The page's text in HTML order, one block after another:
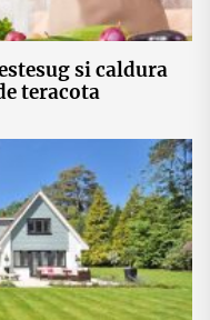
si caldura
teracota